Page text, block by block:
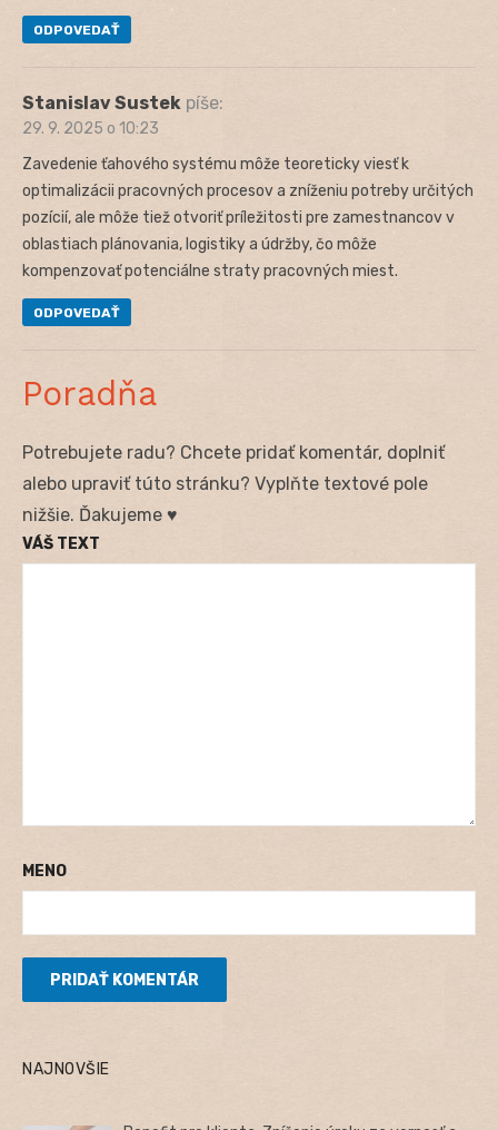
ODPOVEDAŤ
Stanislav Sustek píše:
29. 9. 2025 o 10:23
Zavedenie ťahového systému môže teoreticky viesť k
optimalizácii pracovných procesov a zníženiu potreby určitých
pozícií, ale môže tiež otvoriť príležitosti pre zamestnancov v
oblastiach plánovania, logistiky a údržby, čo môže
kompenzovať potenciálne straty pracovných miest.
ODPOVEDAŤ
Poradňa
Potrebujete radu? Chcete pridať komentár, doplniť
alebo upraviť túto stránku? Vyplňte textové pole
nižšie. Ďakujeme ♥
VÁŠ TEXT
MENO
NAJNOVŠIE